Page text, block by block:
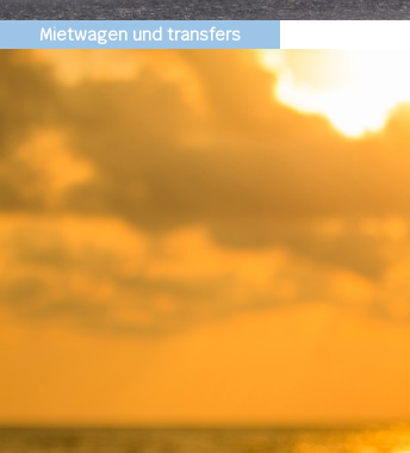
Mietwagen und transfers